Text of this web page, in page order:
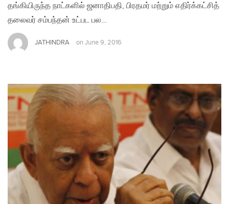
தங்கியிருந்த நாட்களில் ஜனாதிபதி, பிரதமர் மற்றும் எதிர்க்கட்சித்
தலைவர் சம்பந்தன் உட்பட பல…
JATHINDRA on June 9, 2016